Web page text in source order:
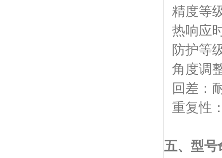
精度等
热响应
防护等
角度调
回差：
重复性
五、 型号